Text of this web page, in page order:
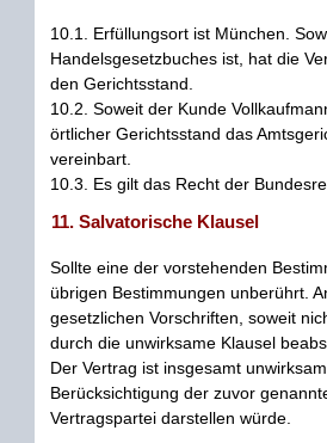
10.1. Erfüllungsort ist München.
Handelsgesetzbuches ist, hat die
den Gerichtsstand.
10.2. Soweit der Kunde
örtlicher Gerichtsstand das
vereinbart.
10.3. Es gilt das Recht der
11. Salvatorische Klausel
Sollte eine der vorstehenden
übrigen Bestimmungen unberührt.
gesetzlichen Vorschriften, soweit
durch die unwirksame Klausel
Der Vertrag ist insgesamt
Berücksichtigung der zuvor
Vertragspartei darstellen würde.